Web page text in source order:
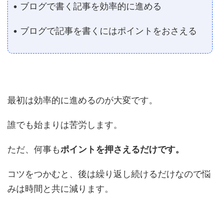
• ブログで書く記事を効率的に進める
• ブログで記事を書くにはポイントをおさえる
最初は効率的に進めるのが大変です。
誰でも始まりは苦労します。
ただ、何事もポイントを押さえるだけです。
コツをつかむと、後は繰り返し続けるだけなので悩
みは時間と共に減ります。